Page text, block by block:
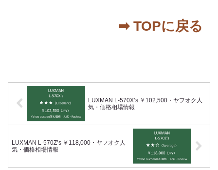
➡︎ TOPに戻る
LUXMAN L-570X’s ￥102,500・ヤフオク人
気・価格相場情報
LUXMAN L-570Z’s ￥118,000・ヤフオク人
気・価格相場情報